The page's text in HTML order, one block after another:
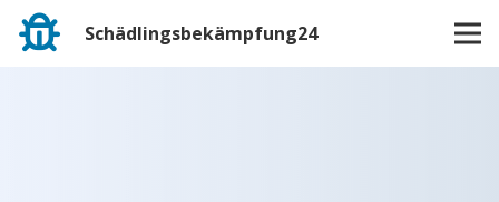
Schädlingsbekämpfung24